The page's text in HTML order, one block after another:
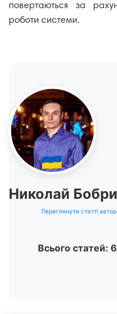
повертаються за
роботи системи.
Николай
Переглянути статті
Всього статей: